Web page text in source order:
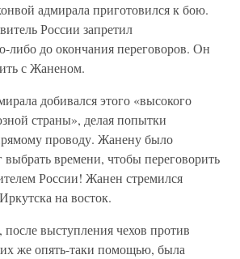
адмирала приготовился к бою.
России запретил
либо до окончания переговоров. Он
с Жаненом.
добивался этого «высокого
страны», делая попытки
проводу. Жанену было
времени, чтобы переговорить
России! Жанен стремился
на восток.
выступления чехов против
их же опять-таки помощью, была